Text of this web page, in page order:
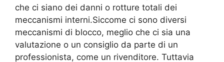
che ci siano dei danni o rotture totali dei
meccanismi interni.Siccome ci sono diversi
meccanismi di blocco, meglio che ci sia una
valutazione o un consiglio da parte di un
professionista, come un rivenditore. Tuttavia